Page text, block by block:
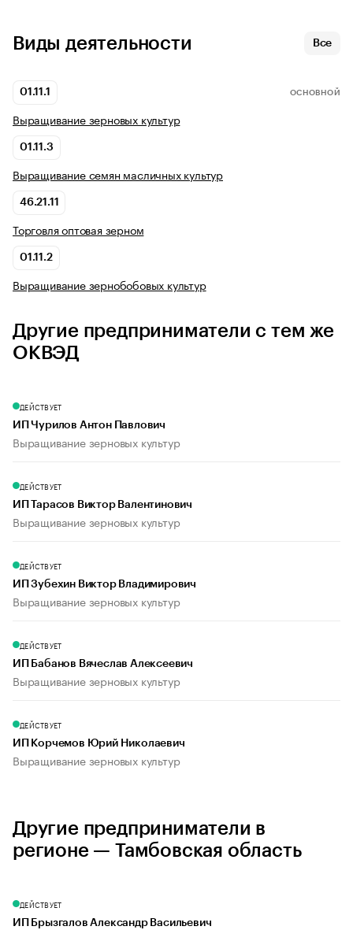
Виды деятельности Все
01.11.1 ОСНОВНОЙ
Выращивание зерновых культур
01.11.3
Выращивание семян масличных культур
46.21.11
Торговля оптовая зерном
01.11.2
Выращивание зернобобовых культур
Другие предприниматели с тем же
ОКВЭД
ДЕЙСТВУЕТ
ИП Чурилов Антон Павлович
Выращивание зерновых культур
ДЕЙСТВУЕТ
ИП Тарасов Виктор Валентинович
Выращивание зерновых культур
ДЕЙСТВУЕТ
ИП Зубехин Виктор Владимирович
Выращивание зерновых культур
ДЕЙСТВУЕТ
ИП Бабанов Вячеслав Алексеевич
Выращивание зерновых культур
ДЕЙСТВУЕТ
ИП Корчемов Юрий Николаевич
Выращивание зерновых культур
Другие предприниматели в
регионе — Тамбовская область
ДЕЙСТВУЕТ
ИП Брызгалов Александр Васильевич